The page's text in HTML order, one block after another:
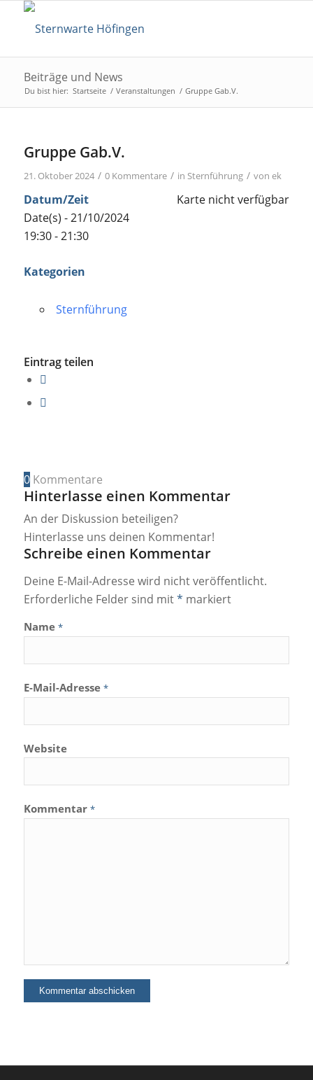
Beiträge und News
Du bist hier: Startseite / Veranstaltungen / Gruppe Gab.V.
Gruppe Gab.V.
21. Oktober 2024 / 0 Kommentare / in Sternführung / von ek
Karte nicht verfügbar
Datum/Zeit
Date(s) - 21/10/2024
19:30 - 21:30
Kategorien
Sternführung
Eintrag teilen
0 Kommentare
Hinterlasse einen Kommentar
An der Diskussion beteiligen?
Hinterlasse uns deinen Kommentar!
Schreibe einen Kommentar
Deine E-Mail-Adresse wird nicht veröffentlicht.
Erforderliche Felder sind mit* markiert
Name *
E-Mail-Adresse *
Website
Kommentar *